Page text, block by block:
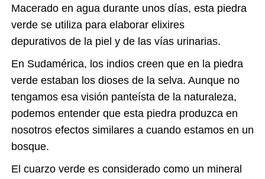
Macerado en agua durante unos días, esta piedra
verde se utiliza para elaborar elixires
depurativos de la piel y de las vías urinarias.
En Sudamérica, los indios creen que en la piedra
verde estaban los dioses de la selva. Aunque no
tengamos esa visión panteísta de la naturaleza,
podemos entender que esta piedra produzca en
nosotros efectos similares a cuando estamos en un
bosque.
El cuarzo verde es considerado como un mineral